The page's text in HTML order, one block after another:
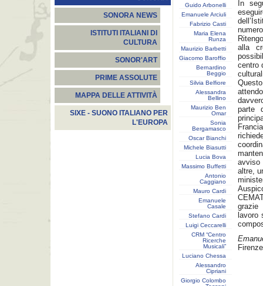
SONORA NEWS
ISTITUTI ITALIANI DI
CULTURA
SONOR'ART
PRIME ASSOLUTE
MAPPA DELLE ATTIVITÀ
SIXE - SUONO ITALIANO PER
L'EUROPA
Guido Arbonelli
Emanuele Arciuli
Fabrizio Casti
Maria Elena
Runza
Maurizio Barbetti
Giacomo Baroffio
Bernardino
Beggio
Silvia Belfiore
Alessandra
Bellino
Maurizio Ben
Omar
Sonia
Bergamasco
Oscar Bianchi
Michele Biasutti
Lucia Bova
Massimo Buffetti
Antonio
Caggiano
Mauro Cardi
Emanuele
Casale
Stefano Cardi
Luigi Ceccarelli
CRM “Centro
Ricerche
Musicali”
Luciano Chessa
Alessandro
Cipriani
Giorgio Colombo
In
alla
centro
parte
altre,
grazie
lavoro